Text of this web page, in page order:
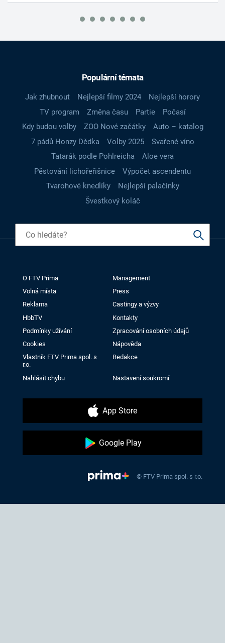
Populární témata
Jak zhubnout Nejlepší filmy 2024
Nejlepší horory
TV program
Změna času Partie
Počasí
Kdy budou volby
ZOO Nové začátky
Auto – katalog
7 pádů Honzy Dědka
Volby 2025
Svařené víno
Tatarák podle Pohlreicha
Aloe vera
Pěstování lichořeřišnice
Výpočet ascendentu
Tvarohové knedlíky
Nejlepší palačinky
Švestkový koláč
O FTV Prima
Management
Volná místa
Press
Reklama
Castingy a výzvy
HbbTV
Kontakty
Podmínky užívání
Zpracování osobních údajů
Cookies
Nápověda
Vlastník FTV Prima spol. s
r.o.
Redakce
Nahlásit chybu Nastavení soukromí
App Store
Google Play
© FTV Prima spol. s r.o.